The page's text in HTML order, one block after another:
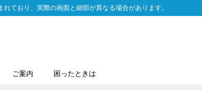
ており、実際の画面と細部が異なる場合があります。
ご案内 困ったときは